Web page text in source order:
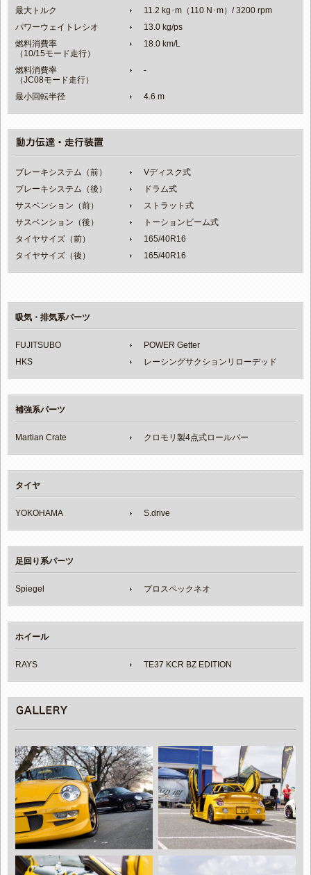
最大トルク
11.2 kg･m（110 N･m）/ 3200 rpm
パワーウェイトレシオ
13.0 kg/ps
燃料消費率
（10/15モード走行）
18.0 km/L
燃料消費率
（JC08モード走行）
-
最小回転半径 4.6 m
ブレーキシステム（前）
Vディスク式
ブレーキシステム（後）
ドラム式
サスペンション（前）
ストラット式
サスペンション（後）
トーションビーム式
タイヤサイズ（前）
165/40R16
タイヤサイズ（後）
165/40R16
吸気・排気系パーツ
FUJITSUBO
POWER Getter
HKS
レーシングサクションリローデッド
補強系パーツ
Martian Crate クロモリ製4点式ロールバー
タイヤ
YOKOHAMA S.drive
足回り系パーツ
Spiegel プロスペックネオ
ホイール
RAYS TE37 KCR BZ EDITION